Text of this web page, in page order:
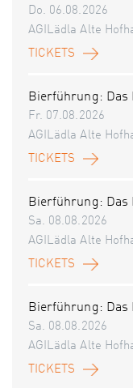
Do. 06.08.2026
AGILädla Alte
TICKETS
Bierführung: Das
Fr. 07.08.2026
AGILädla Alte
TICKETS
Bierführung: Das
Sa. 08.08.2026
AGILädla Alte
TICKETS
Bierführung: Das
Sa. 08.08.2026
AGILädla Alte
TICKETS